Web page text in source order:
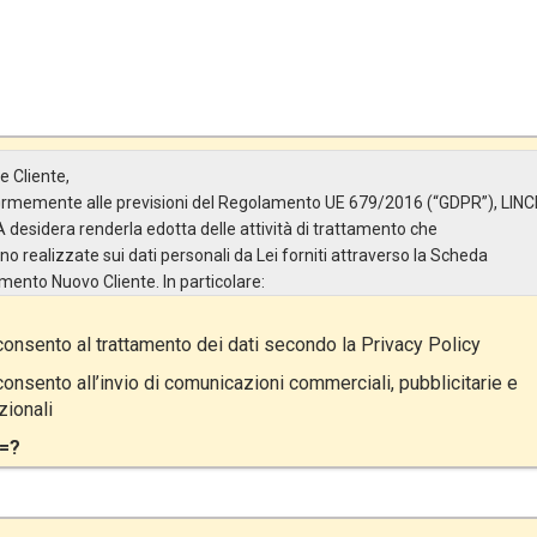
Cliente,
alle previsioni del Regolamento UE 679/2016 (“GDPR”),
desidera renderla edotta delle attività di trattamento che
realizzate sui dati personali da Lei forniti attraverso la Scheda
Nuovo Cliente. In particolare:
del Trattamento è LINCE ITALIA S.r.l., con sede in Via Variante di
snc 00072 – Ariccia (RM). L’interessato può esercitare i
diritti inviando una raccomandata alla sede legale oppure inviando una
del Trattamento
ed in particolare dati personali comuni (dati identificativi e
al trattamento dei dati secondo la Privacy Policy
all’invio di comunicazioni commerciali, pubblicitarie e